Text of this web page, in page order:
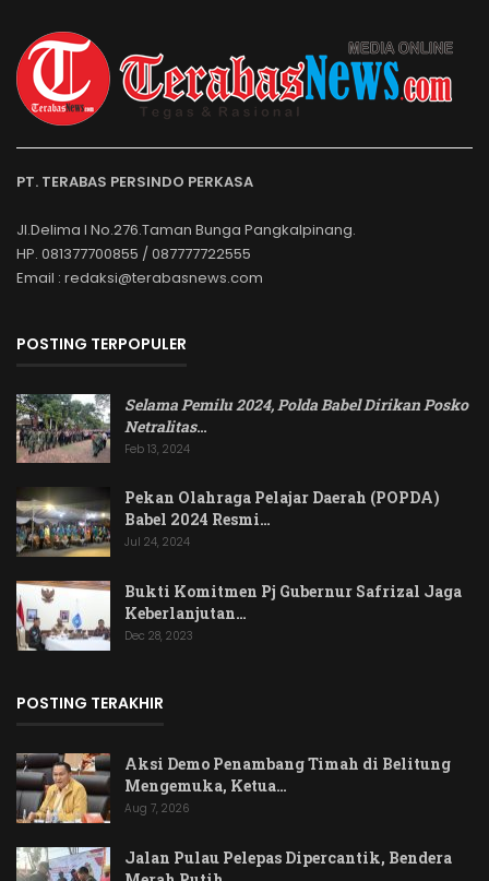
PT. TERABAS PERSINDO PERKASA
Jl.Delima I No.276.Taman Bunga Pangkalpinang.
HP. 081377700855 / 087777722555
Email : redaksi@terabasnews.com
POSTING TERPOPULER
Selama Pemilu 2024, Polda Babel Dirikan Posko
Netralitas…
Feb 13, 2024
Pekan Olahraga Pelajar Daerah (POPDA)
Babel 2024 Resmi…
Jul 24, 2024
Bukti Komitmen Pj Gubernur Safrizal Jaga
Keberlanjutan…
Dec 28, 2023
POSTING TERAKHIR
Aksi Demo Penambang Timah di Belitung
Mengemuka, Ketua…
Aug 7, 2026
Jalan Pulau Pelepas Dipercantik, Bendera